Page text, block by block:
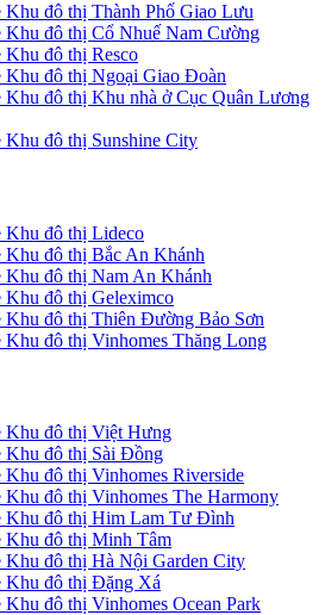
Khu đô thị Thành Phố Giao Lưu
Khu đô thị Cổ Nhuế Nam Cường
đô thị Resco
Khu đô thị Ngoại Giao Đoàn
Khu đô thị Khu nhà ở Cục Quân Lương
đô thị Sunshine City
Khu đô thị Lideco
Khu đô thị Bắc An Khánh
Khu đô thị Nam An Khánh
Khu đô thị Geleximco
Khu đô thị Thiên Đường Bảo Sơn
Khu đô thị Vinhomes Thăng Long
Khu đô thị Việt Hưng
Khu đô thị Sài Đồng
đô thị Vinhomes Riverside
Khu đô thị Vinhomes The Harmony
Khu đô thị Him Lam Tư Đình
Khu đô thị Minh Tâm
Khu đô thị Hà Nội Garden City
Khu đô thị Đặng Xá
đô thị Vinhomes Ocean Park